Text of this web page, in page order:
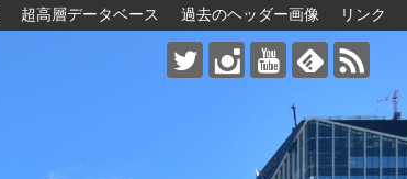
超高層データベース 過去のヘッダー画像 リンク